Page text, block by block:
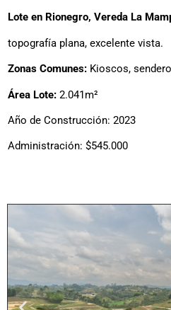
Lote en Rionegro, Vereda La
topografía plana, excelente vista.
Zonas Comunes: Kioscos,
Área Lote: 2.041m²
Año de Construcción: 2023
Administración: $545.000